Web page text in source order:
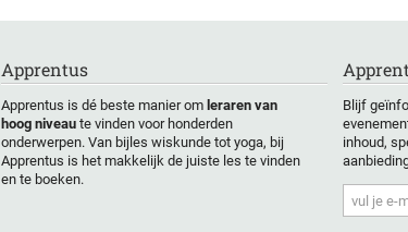
Apprentus
Apprentus is dé beste manier om leraren van
hoog niveau te vinden voor honderden
onderwerpen. Van bijles wiskunde tot yoga, bij
Apprentus is het makkelijk de juiste les te vinden
en te boeken.
Blijf
inhoud,